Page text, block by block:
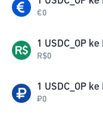
€0
1 USDC_OP ke
R$0
1 USDC_OP ke
₽0